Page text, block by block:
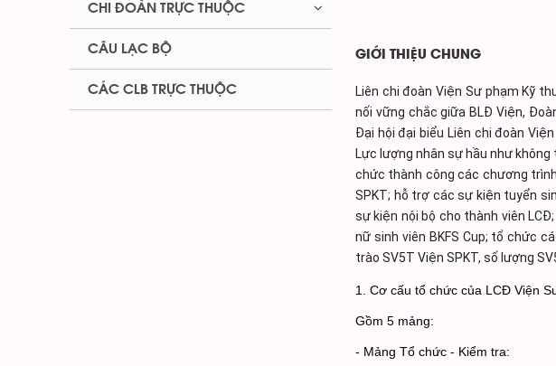
GIỚI THIỆU CHUNG
Liên chi đoàn Viện Sư phạm Kỹ
nối vững chắc giữa BLĐ Viện,
Đại hội đại biểu Liên chi đoàn
Lực lượng nhân sự hầu như
chức thành công các chương
SPKT; hỗ trợ các sự kiện tuyển
sự kiện nội bộ cho thành viên
nữ sinh viên BKFS Cup; tổ chức
trào SV5T Viện SPKT, số lượng
1. Cơ cấu tổ chức của LCĐ Viện
Gồm 5 mảng:
- Mảng Tổ chức - Kiểm tra:
CHI ĐOÀN TRỰC THUỘC
CÂU LẠC BỘ
CÁC CLB TRỰC THUỘC